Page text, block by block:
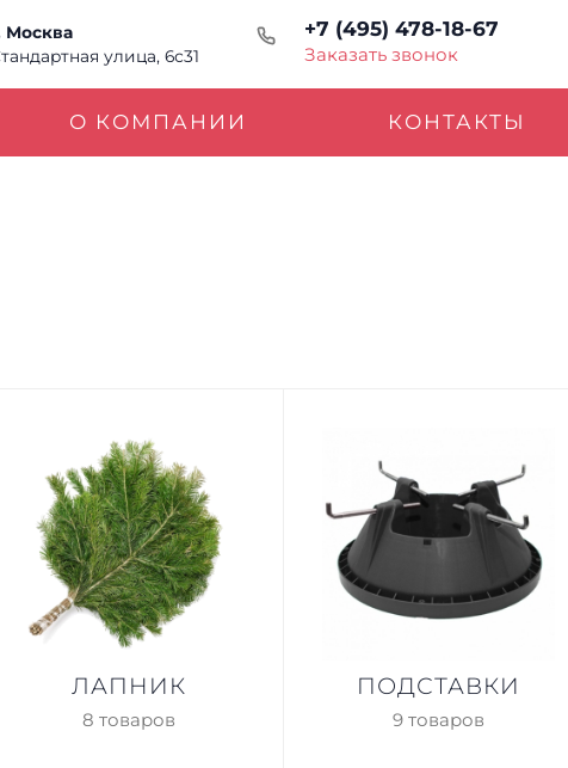
Москва
улица, 6с31
+7 (495) 478-18-67
Заказать звонок
О КОМПАНИИ КОНТАКТЫ
ЛАПНИК
8 товаров
ПОДСТАВКИ
9 товаров